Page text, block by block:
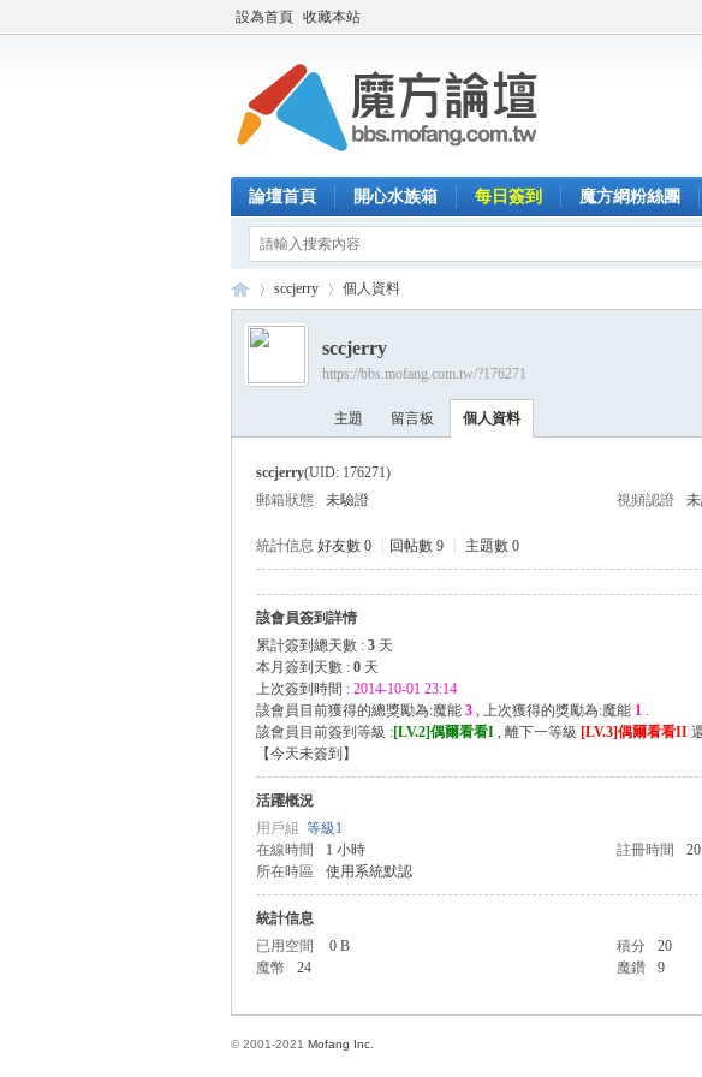
設為首頁 收藏本站
論壇首頁 開心水族箱 每日簽到 魔方網粉絲團
›
sccjerry 個人資料
sccjerry
https://bbs.mofang.com.tw/?176271
主題 留言板 個人資料
sccjerry(UID: 176271)
郵箱狀態
未驗證 視頻認證
統計信息 好友數 0 回帖數 9 主題數 0
該會員簽到詳情
累計簽到總天數 : 3 天
本月簽到天數 : 0 天
上次簽到時間 : 2014-10-01 23:14
該會員目前獲得的總獎勵為:魔能 3 , 上次獲得的獎勵為:魔能 1 .
該會員目前簽到等級 :[LV.2]偶爾看看I , 離下一等級 [LV.3]偶爾看看II
【今天未簽到 】
活躍概況
用戶組 等級1
在線時間
1 小時 註冊時間
所在時區
使用系統默認
統計信息
已用空間
0 B 積分 20
魔幣
24 魔鑽 9
© 2001-2021 Mofang Inc.